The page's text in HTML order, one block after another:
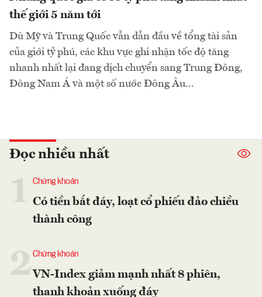
thế giới 5 năm tới
Dù Mỹ và Trung Quốc vẫn dẫn đầu về tổng tài sản
của giới tỷ phú, các khu vực ghi nhận tốc độ tăng
nhanh nhất lại đang dịch chuyển sang Trung Đông,
Đông Nam Á và một số nước Đông Âu...
Đọc nhiều nhất
Chứng khoán
Có tiền bắt đáy, loạt cổ phiếu đảo chiều
thành công
2Chứng khoán
VN-Index giảm mạnh nhất 8 phiên,
thanh khoản xuống đáy